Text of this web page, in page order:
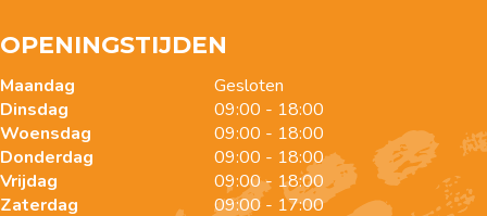
OPENINGSTIJDEN
Maandag
Dinsdag
Woensdag
Donderdag
Vrijdag
Zaterdag
Gesloten
09:00 - 18:00
09:00 - 18:00
09:00 - 18:00
09:00 - 18:00
09:00 - 17:00